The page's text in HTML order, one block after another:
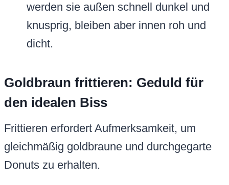
werden sie außen schnell dunkel und
knusprig, bleiben aber innen roh und
dicht.
Goldbraun frittieren: Geduld für
den idealen Biss
Frittieren erfordert Aufmerksamkeit, um
gleichmäßig goldbraune und durchgegarte
Donuts zu erhalten.